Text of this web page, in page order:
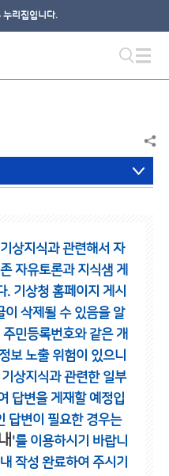
누리집입니다.
상지식과 관련해서 자
자유토론과 지식샘 게
. 기상청 홈페이지 게시
이 삭제될 수 있음을 알
민등록번호와 같은 개
보 노출 위험이 있으니
기상지식과 관련한 일부
답변을 게재할 예정입
답변이 필요한 경우는
'를 이용하시기 바랍니
작성 완료하여 주시기